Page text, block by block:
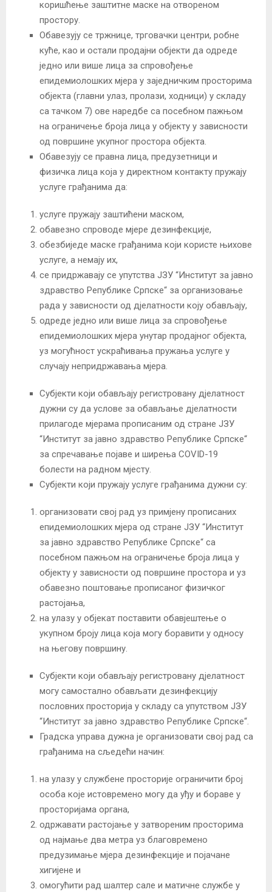
коришћење заштитне маске на отвореном
простору.
Обавезују се тржнице, трговачки центри, робне
куће, као и остали продајни објекти да одреде
једно или више лица за спровођење
епидемиолошких мјера у заједничким просторима
објекта (главни улаз, пролази, ходници) у складу
са тачком 7) ове наредбе са посебном пажњом
на ограничење броја лица у објекту у зависности
од површине укупног простора објекта.
Обавезују се правна лица, предузетници и
физичка лица која у директном контакту пружају
услуге грађанима да:
услуге пружају заштићени маском,
обавезно спроводе мјере дезинфекције,
обезбиједе маскe грађанима који користе њихове
услуге, а немају их,
се придржавају се упутства ЈЗУ “Институт за јавно
здравство Републике Српске“ за организовање
рада у зависности од дјелатности коју обављају,
одреде једно или више лица за спровођење
епидемиолошких мјера унутар продајног објекта,
уз могућност ускраћивања пружања услуге у
случају непридржавања мјера.
Субјекти који обављају регистровану дјелатност
дужни су да услове за обављање дјелатности
прилагоде мјерама прописаним од стране ЈЗУ
“Институт за јавно здравство Републике Српске“
за спречавање појаве и ширења COVID-19
болести на радном мјесту.
Субјекти који пружају услуге грађанима дужни су:
организовати свој рад уз примјену прописаних
епидемиолошких мјера од стране ЈЗУ “Институт
за јавно здравство Републике Српске“ са
посебном пажњом на ограничење броја лица у
објекту у зависности од површине простора и уз
обавезно поштовање прописаног физичког
растојања,
на улазу у објекат поставити обавјештење о
укупном броју лица која могу боравити у односу
на његову површину.
Субјекти који обављају регистровану дјелатност
могу самостално обављати дезинфекцију
пословних просторија у складу са упутством ЈЗУ
“Институт за јавно здравство Републике Српске“.
Градска управа дужна је организовати свој рад са
грађанима на сљедећи начин:
на улазу у службене просторије ограничити број
особа које истовремено могу да уђу и бораве у
просторијама органа,
одржавати растојање у затвореним просторима
од најмање два метра уз благовремено
предузимање мјера дезинфекције и појачане
хигијене и
омогућити рад шалтер сале и матичне службе у